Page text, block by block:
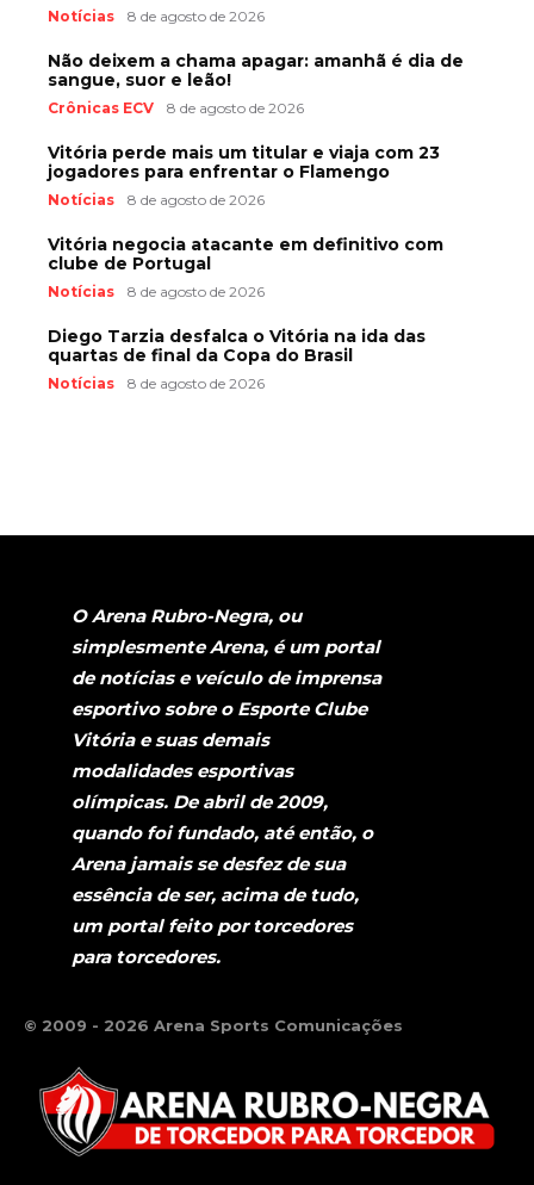
Notícias 8 de agosto de 2026
Não deixem a chama apagar: amanhã é dia de
sangue, suor e leão!
Crônicas ECV 8 de agosto de 2026
Vitória perde mais um titular e viaja com 23
jogadores para enfrentar o Flamengo
Notícias 8 de agosto de 2026
Vitória negocia atacante em definitivo com
clube de Portugal
Notícias 8 de agosto de 2026
Diego Tarzia desfalca o Vitória na ida das
quartas de final da Copa do Brasil
Notícias 8 de agosto de 2026
O Arena Rubro-Negra, ou
simplesmente Arena, é um portal
de notícias e veículo de imprensa
esportivo sobre o Esporte Clube
Vitória e suas demais
modalidades esportivas
olímpicas. De abril de 2009,
quando foi fundado, até então, o
Arena jamais se desfez de sua
essência de ser, acima de tudo,
um portal feito por torcedores
para torcedores.
© 2009 - 2026 Arena Sports Comunicações